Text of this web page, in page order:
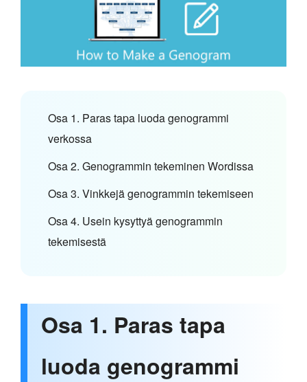
Osa 1. Paras tapa luoda genogrammi
verkossa
Osa 2. Genogrammin tekeminen Wordissa
Osa 3. Vinkkejä genogrammin tekemiseen
Osa 4. Usein kysyttyä genogrammin
tekemisestä
Osa 1. Paras tapa
luoda genogrammi